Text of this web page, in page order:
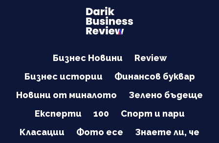
Бизнес Новини
Review
Бизнес истории
Финансов буквар
Новини от миналото
Зелено бъдеще
Експерти
100
Спорт и пари
Класации
Фото есе Знаете ли, че